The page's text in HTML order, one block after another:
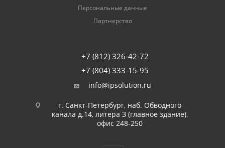
Персональные данные
Партнерство
+7 (812) 326-42-72
+7 (804) 333-15-95
info@ipsolution.ru
г. Санкт-Петербург, наб. Обводного
канала д.14, литера З (главное здание),
офис 248-250